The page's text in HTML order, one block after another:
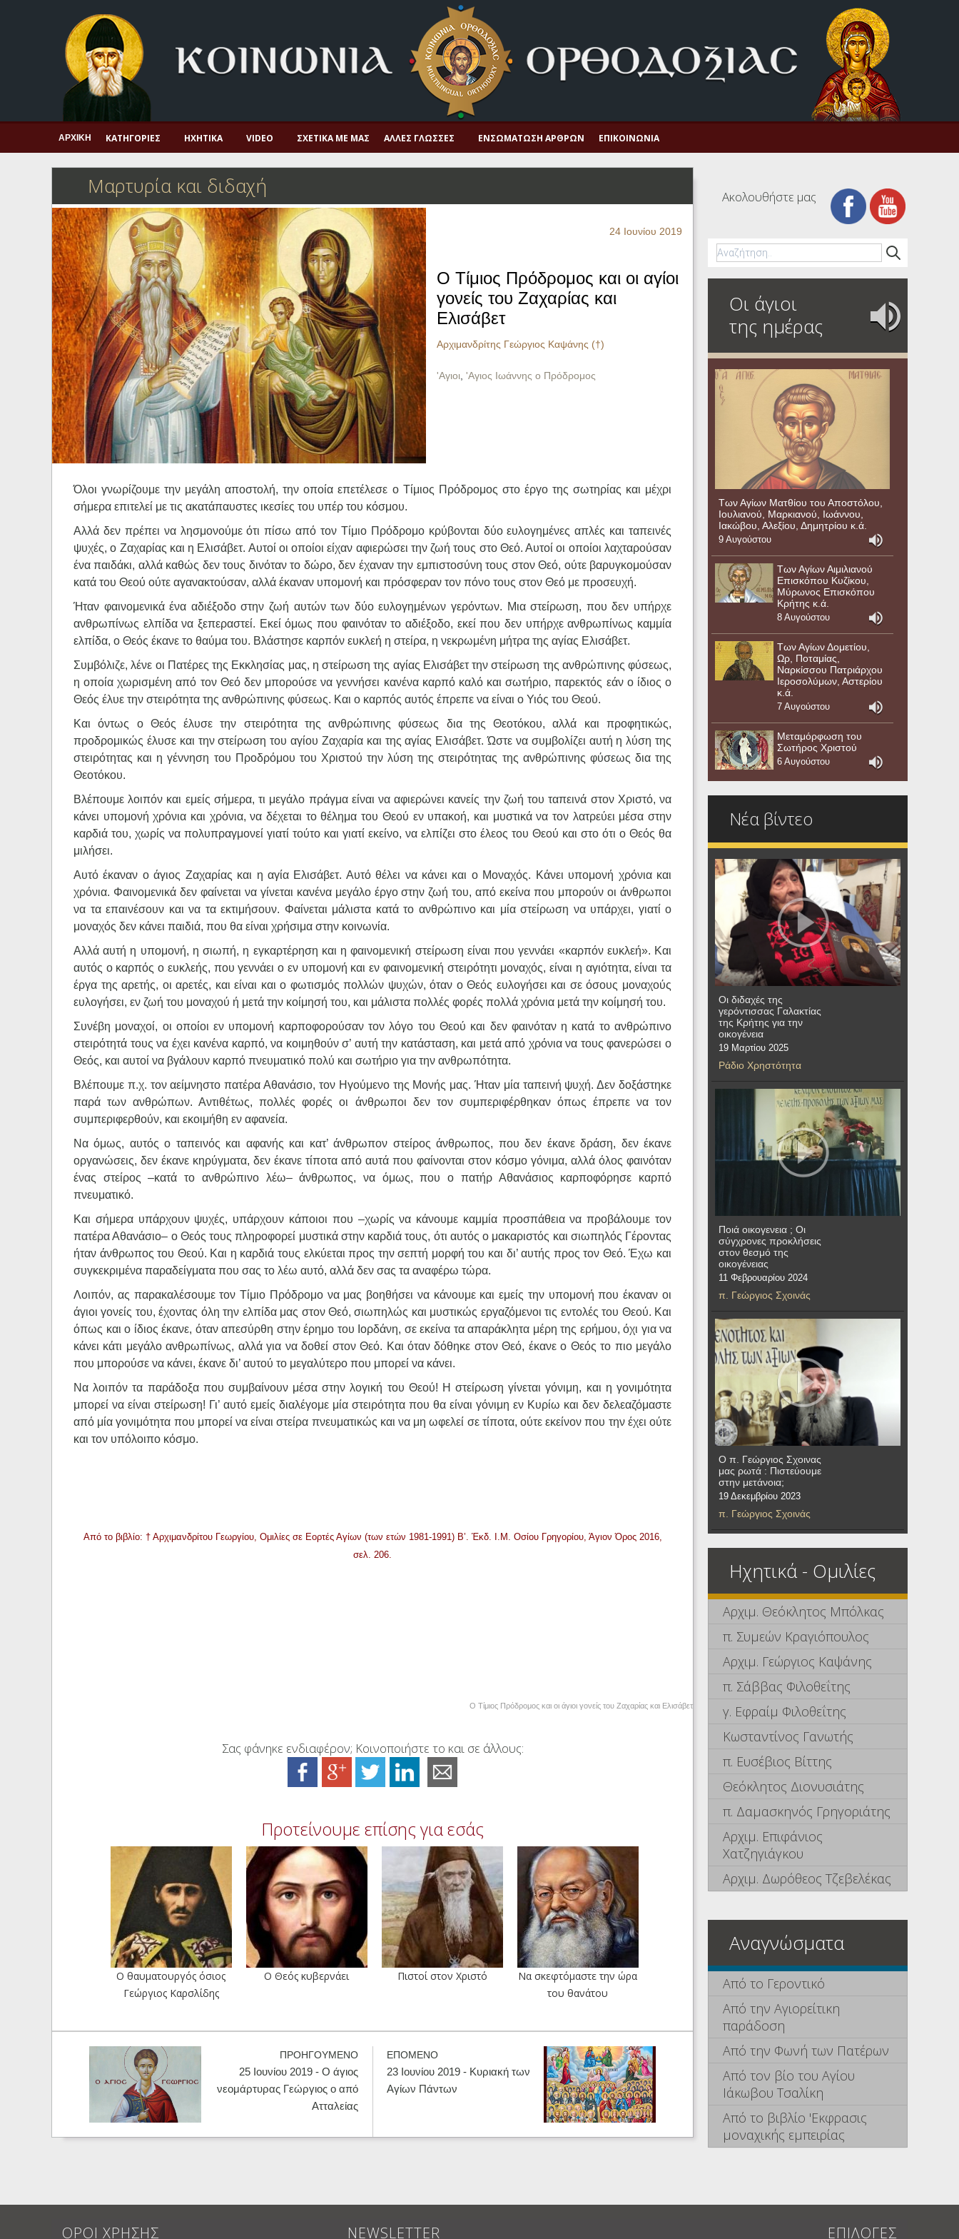
Πνευματική ζωή
Μαρτυρία και διδαχή
Λατρεία και προσευχή
Αγιολόγιο – Εορτολόγιο
Η πίστη στην εποχή μας
Ορθόδοξη οικογένεια
Ορθόδοξο προσκυνητάριο
Σκέψεις-προβληματισμοί
ΑΡΧΙΚΉ ΚΑΤΗΓΟΡΊΕΣ ΗΧΗΤΙΚΆ VIDEO ΣΧΕΤΙΚΆ ΜΕ ΜΑΣ ΆΛΛΕΣ ΓΛΏΣΣΕΣ ΕΝΣΩΜΆΤΩΣΗ ΆΡΘΡΩΝ ΕΠΙΚΟΙΝΩΝΊΑ
Μαρτυρία και διδαχή
24 Ιουνίου 2019
O Τίμιος Πρόδρομος και οι αγίοι
γονείς του Ζαχαρίας και
Ελισάβετ
Αρχιμανδρίτης Γεώργιος Καψάνης (†)
'Αγιοι, 'Αγιος Ιωάννης ο Πρόδρομος
Όλοι γνωρίζουμε την μεγάλη αποστολή, την οποία επετέλεσε ο Τίμιος Πρόδρομος στο έργο της σωτηρίας και μέχρι
σήμερα επιτελεί με τις ακατάπαυστες ικεσίες του υπέρ του κόσμου.
Αλλά δεν πρέπει να λησμονούμε ότι πίσω από τον Τίμιο Πρόδρομο κρύβονται δύο ευλογημένες απλές και ταπεινές
ψυχές, ο Ζαχαρίας και η Ελισάβετ. Αυτοί οι οποίοι είχαν αφιερώσει την ζωή τους στο Θεό. Αυτοί οι οποίοι λαχταρούσαν
ένα παιδάκι, αλλά καθώς δεν τους δινόταν το δώρο, δεν έχαναν την εμπιστοσύνη τους στον Θεό, ούτε βαρυγκομούσαν
κατά του Θεού ούτε αγανακτούσαν, αλλά έκαναν υπομονή και πρόσφεραν τον πόνο τους στον Θεό με προσευχή.
Ήταν φαινομενικά ένα αδιέξοδο στην ζωή αυτών των δύο ευλογημένων γερόντων. Μια στείρωση, που δεν υπήρχε
ανθρωπίνως ελπίδα να ξεπεραστεί. Εκεί όμως που φαινόταν το αδιέξοδο, εκεί που δεν υπήρχε ανθρωπίνως καμμία
ελπίδα, ο Θεός έκανε το θαύμα του. Βλάστησε καρπόν ευκλεή η στείρα, η νεκρωμένη μήτρα της αγίας Ελισάβετ.
Συμβόλιζε, λένε οι Πατέρες της Εκκλησίας μας, η στείρωση της αγίας Ελισάβετ την στείρωση της ανθρώπινης φύσεως,
η οποία χωρισμένη από τον Θεό δεν μπορούσε να γεννήσει κανένα καρπό καλό και σωτήριο, παρεκτός εάν ο ίδιος ο
Θεός έλυε την στειρότητα της ανθρώπινης φύσεως. Και ο καρπός αυτός έπρεπε να είναι ο Υιός του Θεού.
Και όντως ο Θεός έλυσε την στειρότητα της ανθρώπινης φύσεως δια της Θεοτόκου, αλλά και προφητικώς,
προδρομικώς έλυσε και την στείρωση του αγίου Ζαχαρία και της αγίας Ελισάβετ. Ώστε να συμβολίζει αυτή η λύση της
στειρότητας και η γέννηση του Προδρόμου του Χριστού την λύση της στειρότητας της ανθρώπινης φύσεως δια της
Θεοτόκου.
Βλέπουμε λοιπόν και εμείς σήμερα, τι μεγάλο πράγμα είναι να αφιερώνει κανείς την ζωή του ταπεινά στον Χριστό, να
κάνει υπομονή χρόνια και χρόνια, να δέχεται το θέλημα του Θεού εν υπακοή, και μυστικά να τον λατρεύει μέσα στην
καρδιά του, χωρίς να πολυπραγμονεί γιατί τούτο και γιατί εκείνο, να ελπίζει στο έλεος του Θεού και στο ότι ο Θεός θα
μιλήσει.
Αυτό έκαναν ο άγιος Ζαχαρίας και η αγία Ελισάβετ. Αυτό θέλει να κάνει και ο Μοναχός. Κάνει υπομονή χρόνια και
χρόνια. Φαινομενικά δεν φαίνεται να γίνεται κανένα μεγάλο έργο στην ζωή του, από εκείνα που μπορούν οι άνθρωποι
να τα επαινέσουν και να τα εκτιμήσουν. Φαίνεται μάλιστα κατά το ανθρώπινο και μία στείρωση να υπάρχει, γιατί ο
μοναχός δεν κάνει παιδιά, που θα είναι χρήσιμα στην κοινωνία.
Αλλά αυτή η υπομονή, η σιωπή, η εγκαρτέρηση και η φαινομενική στείρωση είναι που γεννάει «καρπόν ευκλεή». Και
αυτός ο καρπός ο ευκλεής, που γεννάει ο εν υπομονή και εν φαινομενική στειρότητι μοναχός, είναι η αγιότητα, είναι τα
έργα της αρετής, οι αρετές, και είναι και ο φωτισμός πολλών ψυχών, όταν ο Θεός ευλογήσει και σε όσους μοναχούς
ευλογήσει, εν ζωή του μοναχού ή μετά την κοίμησή του, και μάλιστα πολλές φορές πολλά χρόνια μετά την κοίμησή του.
Συνέβη μοναχοί, οι οποίοι εν υπομονή καρποφορούσαν τον λόγο του Θεού και δεν φαινόταν η κατά το ανθρώπινο
στειρότητά τους να έχει κανένα καρπό, να κοιμηθούν σ’ αυτή την κατάσταση, και μετά από χρόνια να τους φανερώσει ο
Θεός, και αυτοί να βγάλουν καρπό πνευματικό πολύ και σωτήριο για την ανθρωπότητα.
Βλέπουμε π.χ. τον αείμνηστο πατέρα Αθανάσιο, τον Ηγούμενο της Μονής μας. Ήταν μία ταπεινή ψυχή. Δεν δοξάστηκε
παρά των ανθρώπων. Αντιθέτως, πολλές φορές οι άνθρωποι δεν τον συμπεριφέρθηκαν όπως έπρεπε να τον
συμπεριφερθούν, και εκοιμήθη εν αφανεία.
Να όμως, αυτός ο ταπεινός και αφανής και κατ’ άνθρωπον στείρος άνθρωπος, που δεν έκανε δράση, δεν έκανε
οργανώσεις, δεν έκανε κηρύγματα, δεν έκανε τίποτα από αυτά που φαίνονται στον κόσμο γόνιμα, αλλά όλος φαινόταν
ένας στείρος –κατά το ανθρώπινο λέω– άνθρωπος, να όμως, που ο πατήρ Αθανάσιος καρποφόρησε καρπό
πνευματικό.
Και σήμερα υπάρχουν ψυχές, υπάρχουν κάποιοι που –χωρίς να κάνουμε καμμία προσπάθεια να προβάλουμε τον
πατέρα Αθανάσιο– ο Θεός τους πληροφορεί μυστικά στην καρδιά τους, ότι αυτός ο μακαριστός και σιωπηλός Γέροντας
ήταν άνθρωπος του Θεού. Και η καρδιά τους ελκύεται προς την σεπτή μορφή του και δι’ αυτής προς τον Θεό. Έχω και
συγκεκριμένα παραδείγματα που σας το λέω αυτό, αλλά δεν σας τα αναφέρω τώρα.
Λοιπόν, ας παρακαλέσουμε τον Τίμιο Πρόδρομο να μας βοηθήσει να κάνουμε και εμείς την υπομονή που έκαναν οι
άγιοι γονείς του, έχοντας όλη την ελπίδα μας στον Θεό, σιωπηλώς και μυστικώς εργαζόμενοι τις εντολές του Θεού. Και
όπως και ο ίδιος έκανε, όταν απεσύρθη στην έρημο του Ιορδάνη, σε εκείνα τα απαράκλητα μέρη της ερήμου, όχι για να
κάνει κάτι μεγάλο ανθρωπίνως, αλλά για να δοθεί στον Θεό. Και όταν δόθηκε στον Θεό, έκανε ο Θεός το πιο μεγάλο
που μπορούσε να κάνει, έκανε δι’ αυτού το μεγαλύτερο που μπορεί να κάνει.
Να λοιπόν τα παράδοξα που συμβαίνουν μέσα στην λογική του Θεού! Η στείρωση γίνεται γόνιμη, και η γονιμότητα
μπορεί να είναι στείρωση! Γι’ αυτό εμείς διαλέγομε μία στειρότητα που θα είναι γόνιμη εν Κυρίω και δεν δελεαζόμαστε
από μία γονιμότητα που μπορεί να είναι στείρα πνευματικώς και να μη ωφελεί σε τίποτα, ούτε εκείνον που την έχει ούτε
και τον υπόλοιπο κόσμο.
Από το βιβλίο: † Αρχιμανδρίτου Γεωργίου, Ομιλίες σε Εορτές Αγίων (των ετών 1981-1991) Β’. Έκδ. Ι.Μ. Οσίου Γρηγορίου, Άγιον Όρος 2016,
σελ. 206.
O Τίμιος Πρόδρομος και οι άγιοι γονείς του Ζαχαρίας και Ελισάβετ
Σας φάνηκε ενδιαφέρον; Κοινοποιήστε το και σε άλλους:
Προτείνουμε επίσης για εσάς
Ο θαυματουργός όσιος
Γεώργιος Καρσλίδης
Ο Θεός κυβερνάει Πιστοί στον Χριστό
Να σκεφτόμαστε την ώρα
του θανάτου
ΠΡΟΗΓΟΥΜΕΝΟ
25 Ιουνίου 2019 - Ο άγιος
νεομάρτυρας Γεώργιος ο από
Ατταλείας
ΕΠΟΜΕΝΟ
23 Ιουνίου 2019 - Κυριακή των
Αγίων Πάντων
Ακολουθήστε μας
Οι άγιοι
της ημέρας
Των Αγίων Ματθίου του Αποστόλου,
Ιουλιανού, Μαρκιανού, Ιωάννου,
Ιακώβου, Αλεξίου, Δημητρίου κ.ά.
9 Αυγούστου
Των Αγίων Αιμιλιανού
Επισκόπου Κυζίκου,
Μύρωνος Επισκόπου
Κρήτης κ.ά.
8 Αυγούστου
Των Αγίων Δομετίου,
Ωρ, Ποταμίας,
Ναρκίσσου Πατριάρχου
Ιεροσολύμων, Αστερίου
κ.ά.
7 Αυγούστου
Μεταμόρφωση του
Σωτήρος Χριστού
6 Αυγούστου
Νέα βίντεο
Οι διδαχές της
γερόντισσας Γαλακτίας
της Κρήτης για την
οικογένεια
19 Μαρτίου 2025
Ράδιο Χρηστότητα
Ποιά οικογενεια ; Οι
σύγχρονες προκλήσεις
στον θεσμό της
οικογένειας
11 Φεβρουαρίου 2024
π. Γεώργιος Σχοινάς
Ο π. Γεώργιος Σχοινας
μας ρωτά : Πιστεύουμε
στην μετάνοια;
19 Δεκεμβρίου 2023
π. Γεώργιος Σχοινάς
Ηχητικά - Ομιλίες
Αρχιμ. Θεόκλητος Μπόλκας
π. Συμεών Κραγιόπουλος
Αρχιμ. Γεώργιος Καψάνης
π. Σάββας Φιλοθεΐτης
γ. Εφραίμ Φιλοθεΐτης
Κωσταντίνος Γανωτής
π. Ευσέβιος Βίττης
Θεόκλητος Διονυσιάτης
π. Δαμασκηνός Γρηγοριάτης
Αρχιμ. Επιφάνιος
Χατζηγιάγκου
Αρχιμ. Δωρόθεος Τζεβελέκας
Αναγνώσματα
Από το Γεροντικό
Από την Αγιορείτικη
παράδοση
Από την Φωνή των Πατέρων
Από τον βίο του Αγίου
Ιάκωβου Τσαλίκη
Από το βιβλίο 'Εκφρασις
μοναχικής εμπειρίας
ΟΡΟΙ ΧΡΗΣΗΣ NEWSLETTER ΕΠΙΛΟΓΕΣ